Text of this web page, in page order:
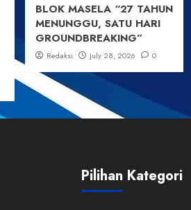
BLOK MASELA “27 TAHUN
MENUNGGU, SATU HARI
GROUNDBREAKING”
Redaksi July 28, 2026 0
Pilihan Kategori